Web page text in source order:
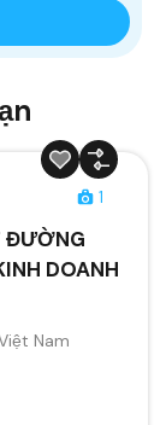
1
ĐƯỜNG
DOANH
Nam